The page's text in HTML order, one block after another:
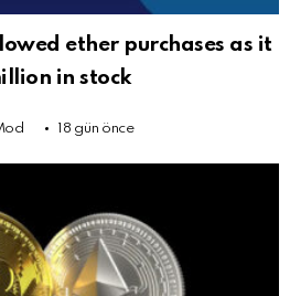
ether purchases as it
in stock
18 gün önce